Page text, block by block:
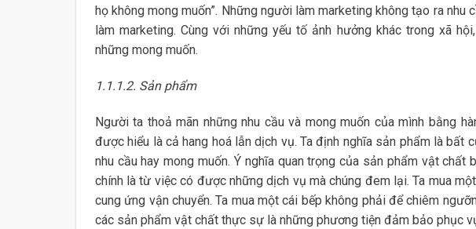
họ không mong muốn”. Những người làm marketing không tạo ra
làm marketing. Cùng với những yếu tố ảnh hưởng khác trong xã
những mong muốn.
1.1.1.2. Sản phẩm
Người ta thoả mãn những nhu cầu và mong muốn của mình bằng
được hiểu là cả hang hoá lẫn dịch vụ. Ta định nghĩa sản phẩm là bất
nhu cầu hay mong muốn. Ý nghĩa quan trọng của sản phẩm vật
chính là từ việc có được những dịch vụ mà chúng đem lại. Ta mua
cung ứng vận chuyển. Ta mua một cái bếp không phải để chiêm
các sản phẩm vật chất thực sự là những phương tiện đảm bảo phục